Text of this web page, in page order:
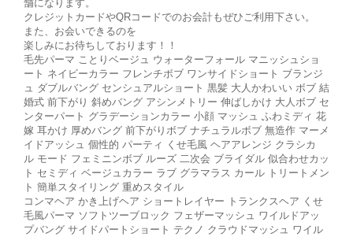
舗になります。
クレジットカードやQRコードでのお会計もぜひご利用下さい。
また、お会いできるのを
楽しみにお待ちしております！！
毛先パーマ ことりベージュ ウォーターフォール マニッシュショ
ート ネイビーカラー フレンチボブ ワンサイドショート ブランジ
ュ ダブルバング センシュアルショート 黒髪 大人かわいい ボブ 結
婚式 前下がり 斜めバング アシンメトリー 伸ばしかけ 大人ボブ セ
ンターパート グラデーションカラー 小顔 マッシュ ふわミディ 花
嫁 耳かけ 厚めバング 前下がりボブ ナチュラルボブ 無造作 マーメ
イドアッシュ 個性的 パーティ くせ毛風 ヘアアレンジ クラシカ
ル モード フェミニンボブ ルーズ 二次会 ブライダル 似合わせカッ
ト セミディ ベージュカラー ラブ グラマラス カール トリートメン
ト 簡単スタイリング 重めスタイル
コンマヘア かき上げヘア ショートレイヤー トランクスヘア くせ
毛風パーマ ソフトツーブロック フェザーマッシュ ワイルドアッ
プバング サイドパートショート テクノ クラウドマッシュ ワイル